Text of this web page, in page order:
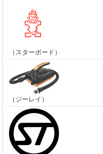
（スターボード）
（ジーレイ）